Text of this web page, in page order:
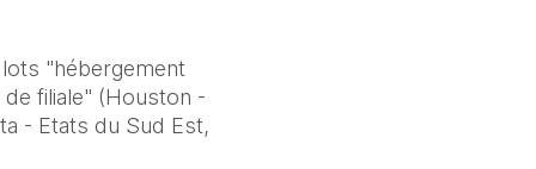
"hébergement
filiale" (Houston -
- Etats du Sud Est,